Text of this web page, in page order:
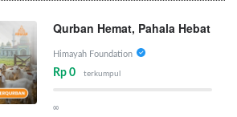
Qurban Hemat, Pahala Hebat
Himayah Foundation
Rp 0 terkumpul
∞